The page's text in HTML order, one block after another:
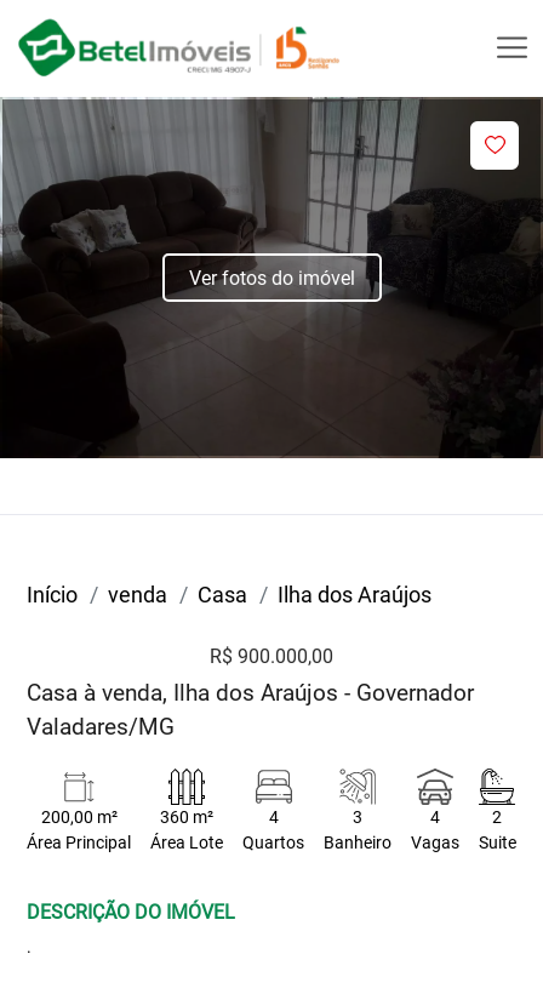
Ver fotos do imóvel
Início venda Casa Ilha dos Araújos
R$ 900.000,00
Casa à venda, Ilha dos Araújos - Governador
Valadares/MG
200,00 m²
Área Principal
360 m²
Área Lote
4
Quartos
3
Banheiro
4
Vagas
2
Suite
DESCRIÇÃO DO IMÓVEL
.